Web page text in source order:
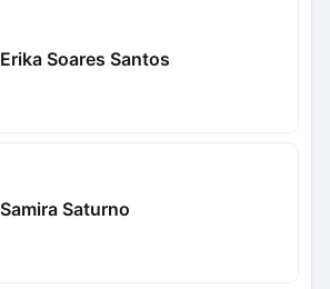
Erika Soares Santos
Samira Saturno